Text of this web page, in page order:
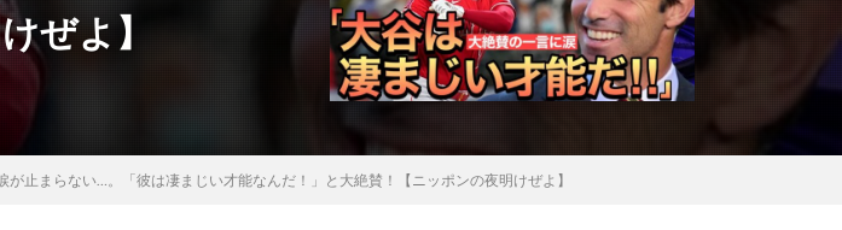
ぜよ】
止まらない…。「彼は凄まじい才能なんだ！」と大絶賛！【ニッポンの夜明けぜよ】